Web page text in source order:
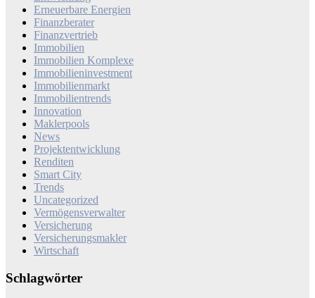
Erneuerbare Energien
Finanzberater
Finanzvertrieb
Immobilien
Immobilien Komplexe
Immobilieninvestment
Immobilienmarkt
Immobilientrends
Innovation
Maklerpools
News
Projektentwicklung
Renditen
Smart City
Trends
Uncategorized
Vermögensverwalter
Versicherung
Versicherungsmakler
Wirtschaft
Schlagwörter